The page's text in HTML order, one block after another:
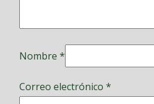
Nombre *
Correo electrónico *